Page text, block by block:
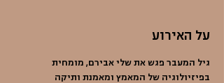
על האירוע
גיל המעבר פגש את שלי אבירם, מומחית
בפיזיולוגיה של המאמץ ומאמנת ותיקה